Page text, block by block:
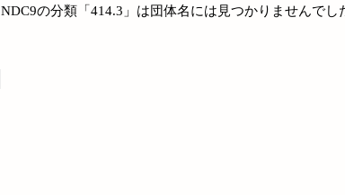
NDC9の分類「414.3」は団体名には見つかりませんでし